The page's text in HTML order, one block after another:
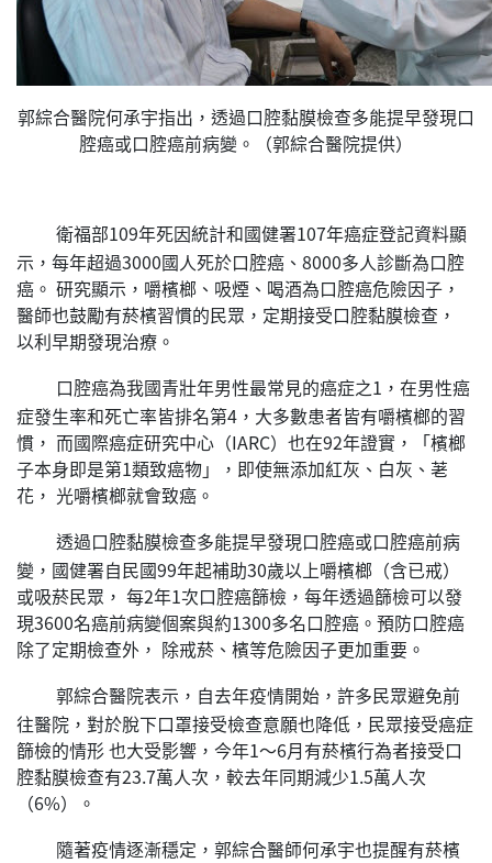
郭綜合醫院何承宇指出，透過口腔黏膜檢查多能提早發現口
腔癌或口腔癌前病變。（郭綜合醫院提供）
衛福部109年死因統計和國健署107年癌症登記資料顯
示，每年超過3000國人死於口腔癌、8000多人診斷為口腔
癌。 研究顯示，嚼檳榔、吸煙、喝酒為口腔癌危險因子，
醫師也鼓勵有菸檳習慣的民眾，定期接受口腔黏膜檢查，
以利早期發現治療。
口腔癌為我國青壯年男性最常見的癌症之1，在男性癌
症發生率和死亡率皆排名第4，大多數患者皆有嚼檳榔的習
慣， 而國際癌症研究中心（IARC）也在92年證實，「檳榔
子本身即是第1類致癌物」，即使無添加紅灰、白灰、荖
花， 光嚼檳榔就會致癌。
透過口腔黏膜檢查多能提早發現口腔癌或口腔癌前病
變，國健署自民國99年起補助30歲以上嚼檳榔（含已戒）
或吸菸民眾， 每2年1次口腔癌篩檢，每年透過篩檢可以發
現3600名癌前病變個案與約1300多名口腔癌。預防口腔癌
除了定期檢查外， 除戒菸、檳等危險因子更加重要。
郭綜合醫院表示，自去年疫情開始，許多民眾避免前
往醫院，對於脫下口罩接受檢查意願也降低，民眾接受癌症
篩檢的情形 也大受影響，今年1～6月有菸檳行為者接受口
腔黏膜檢查有23.7萬人次，較去年同期減少1.5萬人次
（6%）。
隨著疫情逐漸穩定，郭綜合醫師何承宇也提醒有菸檳